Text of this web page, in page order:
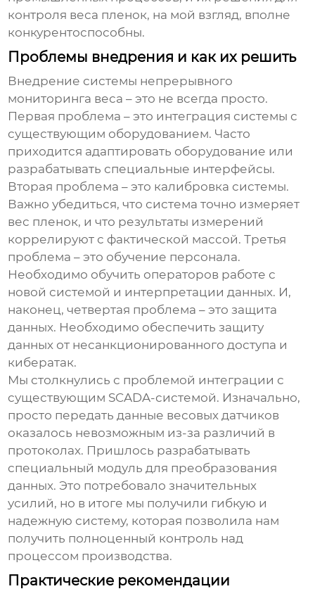
контроля веса пленок, на мой взгляд, вполне
конкурентоспособны.
Проблемы внедрения и как их решить
Внедрение системы непрерывного
мониторинга веса – это не всегда просто.
Первая проблема – это интеграция системы с
существующим оборудованием. Часто
приходится адаптировать оборудование или
разрабатывать специальные интерфейсы.
Вторая проблема – это калибровка системы.
Важно убедиться, что система точно измеряет
вес пленок, и что результаты измерений
коррелируют с фактической массой. Третья
проблема – это обучение персонала.
Необходимо обучить операторов работе с
новой системой и интерпретации данных. И,
наконец, четвертая проблема – это защита
данных. Необходимо обеспечить защиту
данных от несанкционированного доступа и
кибератак.
Мы столкнулись с проблемой интеграции с
существующим SCADA-системой. Изначально,
просто передать данные весовых датчиков
оказалось невозможным из-за различий в
протоколах. Пришлось разрабатывать
специальный модуль для преобразования
данных. Это потребовало значительных
усилий, но в итоге мы получили гибкую и
надежную систему, которая позволила нам
получить полноценный контроль над
процессом производства.
Практические рекомендации